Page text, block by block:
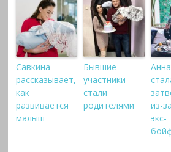
Савкина
рассказывает,
как
развивается
малыш
Бывшие
участники
стали
родителями
из-
экс-